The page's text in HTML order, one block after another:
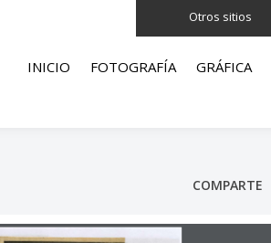
Otros sitios
INICIO FOTOGRAFÍA GRÁFICA
COMPARTE